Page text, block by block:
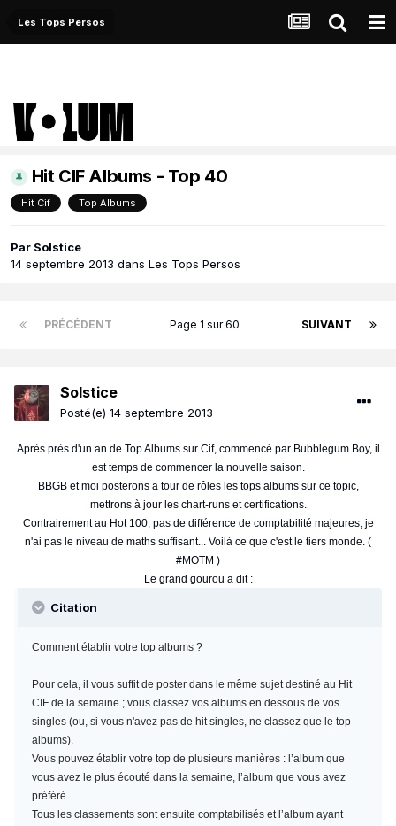
Les Tops Persos
Hit CIF Albums - Top 40
Hit Cif Top Albums
Par Solstice
14 septembre 2013 dans Les Tops Persos
PRÉCÉDENT SUIVANT
Page 1 sur 60
Solstice
Posté(e) 14 septembre 2013
Après près d'un an de Top Albums sur Cif, commencé par Bubblegum Boy, il
est temps de commencer la nouvelle saison.
BBGB et moi posterons a tour de rôles les tops albums sur ce topic,
mettrons à jour les chart-runs et certifications.
Contrairement au Hot 100, pas de différence de comptabilité majeures, je
n'ai pas le niveau de maths suffisant... Voilà ce que c'est le tiers monde. (
#MOTM )
Le grand gourou a dit :
Citation
Comment établir votre top albums ?
Pour cela, il vous suffit de poster dans le même sujet destiné au Hit
CIF de la semaine ; vous classez vos albums en dessous de vos
singles (ou, si vous n'avez pas de hit singles, ne classez que le top
albums).
Vous pouvez établir votre top de plusieurs manières : l’album que
vous avez le plus écouté dans la semaine, l’album que vous avez
préféré…
Tous les classements sont ensuite comptabilisés et l’album ayant